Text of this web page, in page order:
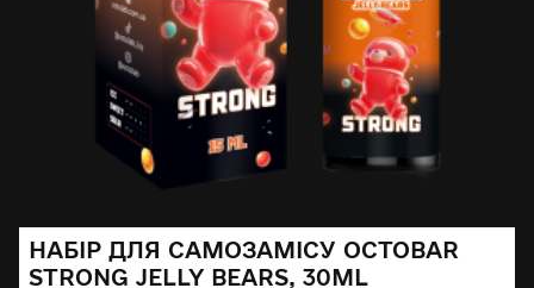
НАБІР ДЛЯ САМОЗАМІСУ OCTOBAR
STRONG JELLY BEARS, 30ML